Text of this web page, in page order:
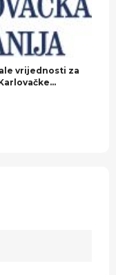
vrijednosti za